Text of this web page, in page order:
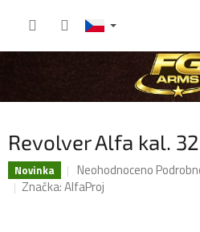
Revolver Alfa kal.
Novinka
Průměrné
hodnocení
Neohodnoceno
Značka:AlfaProj